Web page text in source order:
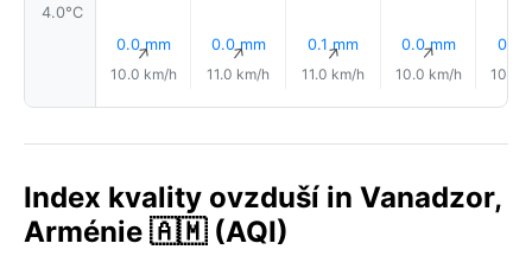
4.0°C
0.0 mm
↑
10.0 km/h
0.0 mm
↑
11.0 km/h
0.1 mm
↑
11.0 km/h
0.0 mm
↑
10.0 km/h
0.1
10.0
Index kvality ovzduší in Vanadzor,
Arménie 🇦🇲 (AQI)